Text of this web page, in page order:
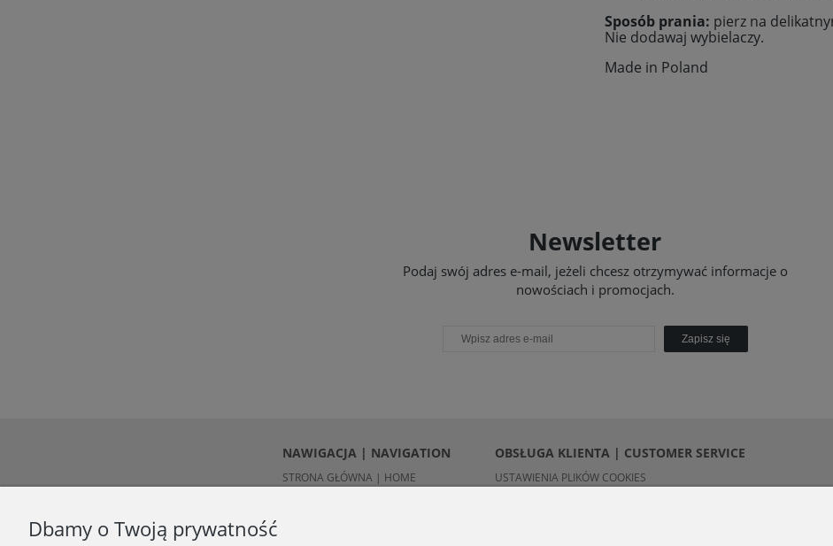
Sposób prania: pierz na
Nie dodawaj wybielaczy.
Made in Poland
Newsletter
Podaj swój adres e-mail, jeżeli chcesz otrzymywać informacje o
nowościach i promocjach.
Zapisz się
NAWIGACJA | NAVIGATION
STRONA GŁÓWNA | HOME
OBSŁUGA KLIENTA | CUSTOMER SERVICE
USTAWIENIA PLIKÓW COOKIES
Dbamy o Twoją prywatność